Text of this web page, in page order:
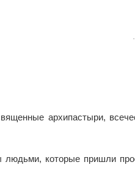
архипастыри,
которые пришли